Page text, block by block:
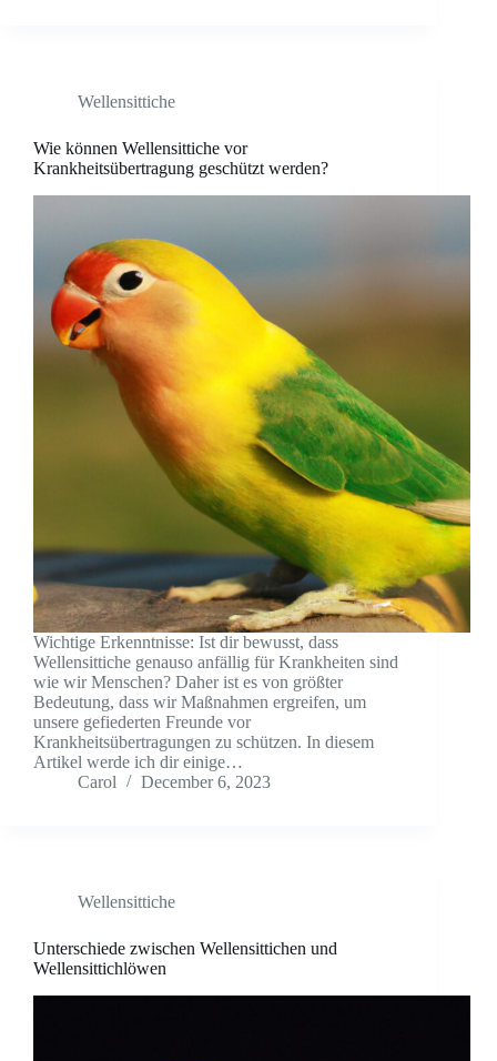
Wellensittiche
Wie können Wellensittiche vor
Krankheitsübertragung geschützt werden?
Wichtige Erkenntnisse: Ist dir bewusst, dass
Wellensittiche genauso anfällig für Krankheiten sind
wie wir Menschen? Daher ist es von größter
Bedeutung, dass wir Maßnahmen ergreifen, um
unsere gefiederten Freunde vor
Krankheitsübertragungen zu schützen. In diesem
Artikel werde ich dir einige…
Carol
December 6, 2023
Wellensittiche
Unterschiede zwischen Wellensittichen und
Wellensittichlöwen